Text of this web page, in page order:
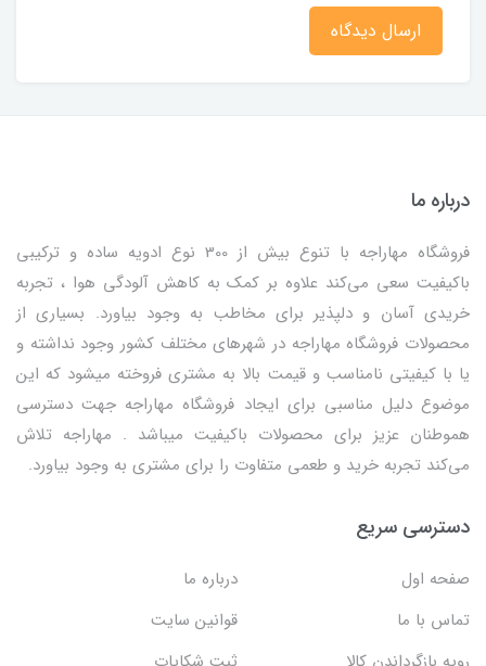
ارسال دیدگاه
درباره ما
فروشگاه مهاراجه با تنوع بیش از 300 نوع ادویه ساده و ترکیبی
باکیفیت سعی می‌کند علاوه بر کمک به کاهش آلودگی هوا ، تجربه
خریدی آسان و دلپذیر برای مخاطب به وجود بیاورد. بسیاری از
محصولات فروشگاه مهاراجه در شهرهای مختلف کشور وجود نداشته و
یا با کیفیتی نامناسب و قیمت بالا به مشتری فروخته میشود که این
موضوع دلیل مناسبی برای ایجاد فروشگاه مهاراجه جهت دسترسی
هموطنان عزیز برای محصولات باکیفیت میباشد . مهاراجه تلاش
می‌کند تجربه خرید و طعمی متفاوت را برای مشتری به وجود بیاورد.
دسترسی سریع
صفحه اول
درباره ما
تماس با ما
قوانین سایت